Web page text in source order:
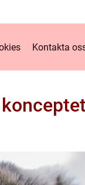
Kontakta